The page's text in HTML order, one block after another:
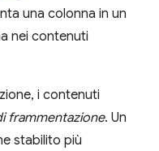
una colonna in un
nei contenuti
i contenuti
frammentazione. Un
stabilito più